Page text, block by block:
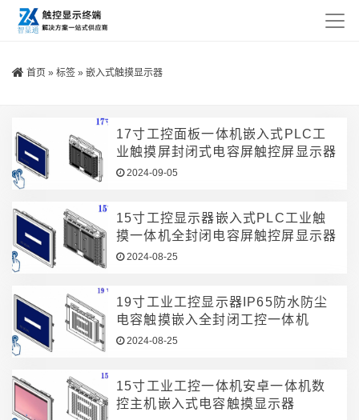
首页 » 标签 » 嵌入式触摸显示器
17寸工控面板一体机嵌入式PLC工
业触摸屏封闭式电容屏触控屏显示器
2024-09-05
15寸工控显示器嵌入式PLC工业触
摸一体机全封闭电容屏触控屏显示器
2024-08-25
19寸工业工控显示器IP65防水防尘
电容触摸嵌入全封闭工控一体机
2024-08-25
15寸工业工控一体机安卓一体机数
控主机嵌入式电容触摸显示器